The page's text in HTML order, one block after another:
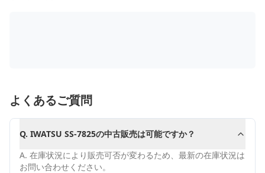
よくあるご質問
Q. IWATSU SS-7825の中古販売は可能ですか？
A. 在庫状況により販売可否が変わるため、最新の在庫状況は
お問い合わせください。